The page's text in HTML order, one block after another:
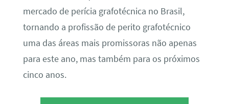
mercado de perícia grafotécnica no Brasil,
tornando a profissão de perito grafotécnico
uma das áreas mais promissoras não apenas
para este ano, mas também para os próximos
cinco anos.